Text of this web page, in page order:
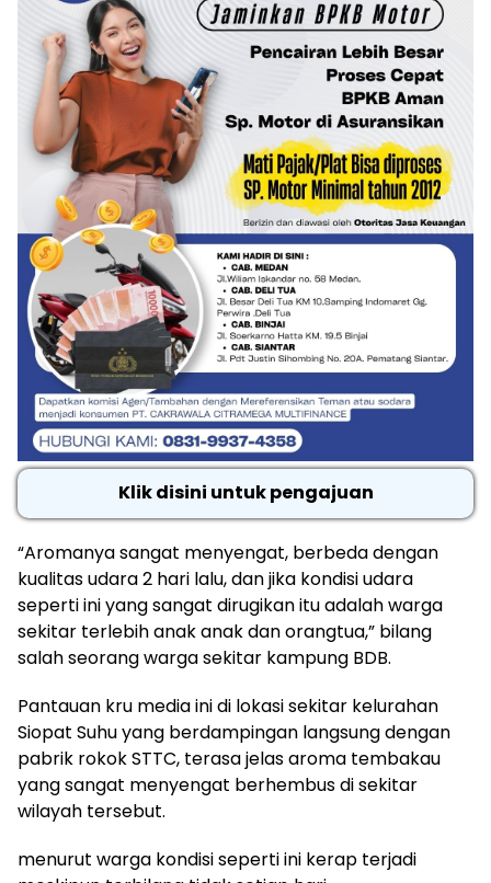
Klik disini untuk pengajuan
“Aromanya sangat menyengat, berbeda dengan
kualitas udara 2 hari lalu, dan jika kondisi udara
seperti ini yang sangat dirugikan itu adalah warga
sekitar terlebih anak anak dan orangtua,” bilang
salah seorang warga sekitar kampung BDB.
Pantauan kru media ini di lokasi sekitar kelurahan
Siopat Suhu yang berdampingan langsung dengan
pabrik rokok STTC, terasa jelas aroma tembakau
yang sangat menyengat berhembus di sekitar
wilayah tersebut.
menurut warga kondisi seperti ini kerap terjadi